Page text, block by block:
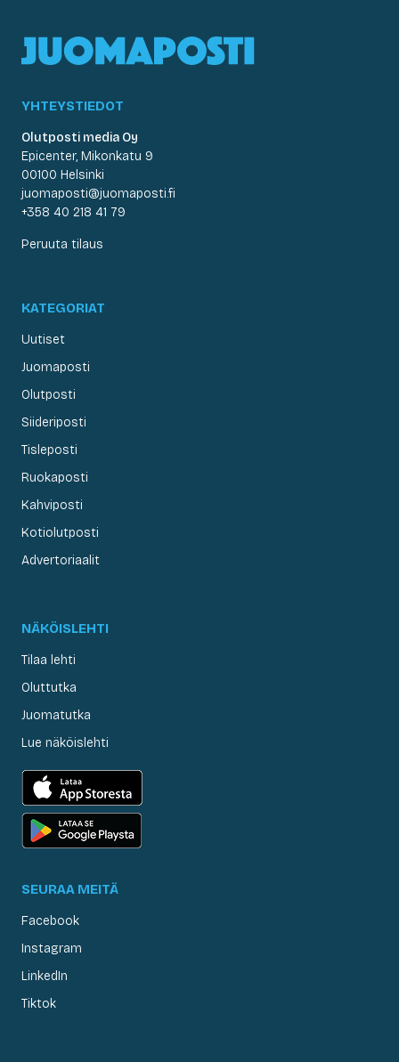
YHTEYSTIEDOT
Olutposti media Oy
Epicenter, Mikonkatu 9
00100 Helsinki
juomaposti@juomaposti.fi
+358 40 218 41 79
Peruuta tilaus
KATEGORIAT
Uutiset
Juomaposti
Olutposti
Siideriposti
Tisleposti
Ruokaposti
Kahviposti
Kotiolutposti
Advertoriaalit
NÄKÖISLEHTI
Tilaa lehti
Oluttutka
Juomatutka
Lue näköislehti
SEURAA MEITÄ
Facebook
Instagram
LinkedIn
Tiktok